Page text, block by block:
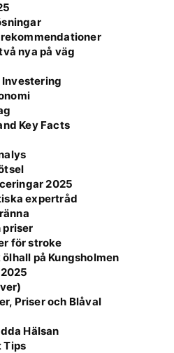
nya på väg
Investering
Key Facts
2025
expertråd
priser
för stroke
på Kungsholmen
Priser och Blåval
Hälsan
Tips